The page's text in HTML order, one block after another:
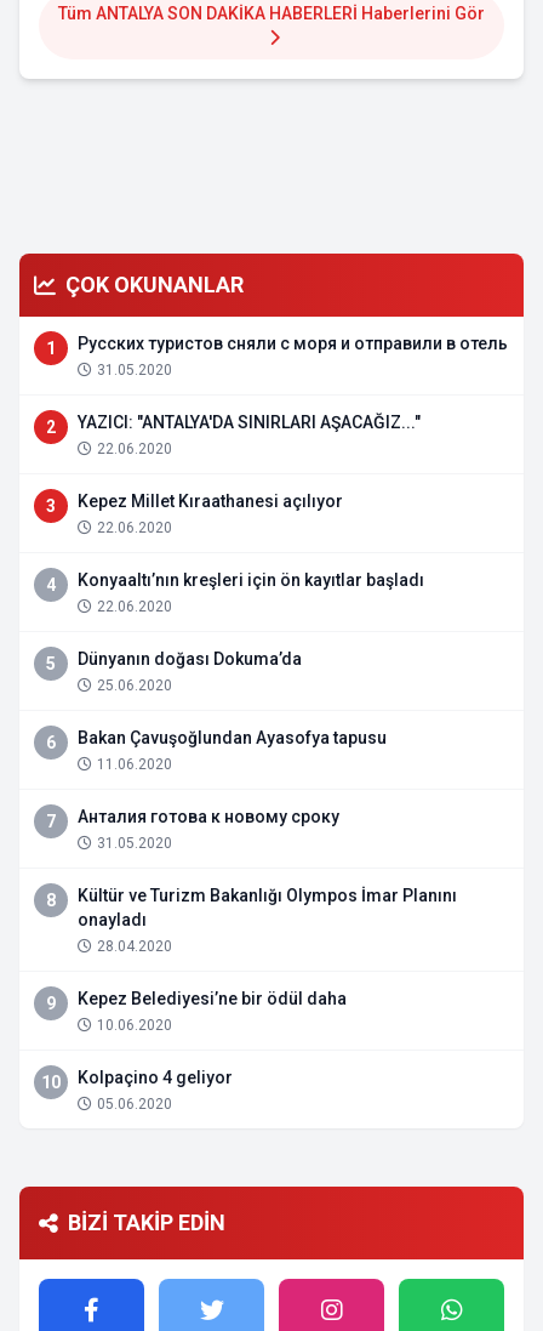
Tüm ANTALYA SON DAKİKA HABERLERİ Haberlerini Gör
ÇOK OKUNANLAR
1 Русских туристов сняли с моря и отправили в отель
31.05.2020
2 YAZICI: "ANTALYA'DA SINIRLARI AŞACAĞIZ..."
22.06.2020
3 Kepez Millet Kıraathanesi açılıyor
22.06.2020
4 Konyaaltı’nın kreşleri için ön kayıtlar başladı
22.06.2020
5 Dünyanın doğası Dokuma’da
25.06.2020
6 Bakan Çavuşoğlundan Ayasofya tapusu
11.06.2020
7 Анталия готова к новому сроку
31.05.2020
8
Kültür ve Turizm Bakanlığı Olympos İmar Planını
onayladı
28.04.2020
9 Kepez Belediyesi’ne bir ödül daha
10.06.2020
10 Kolpaçino 4 geliyor
05.06.2020
BİZİ TAKİP EDİN